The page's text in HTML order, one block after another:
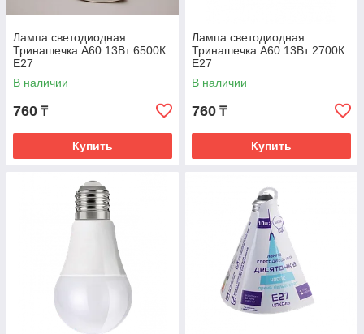
Лампа светодиодная
Тринашечка А60 13Вт 6500К
Е27
В наличии
760 ₸
Купить
Лампа светодиодная
Тринашечка А60 13Вт 2700К
Е27
В наличии
760 ₸
Купить